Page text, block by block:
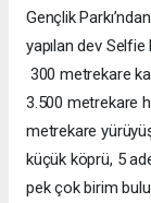
Gençlik
yapılan dev
300 metrekare
3.500 metrekare
metrekare
küçük köprü, 5
pek çok birim